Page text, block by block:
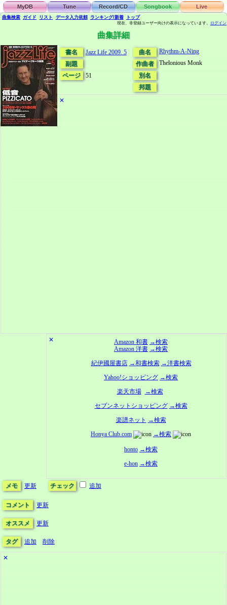
MyDB Tune Record/CD Songbook Live
曲集検索 ガイド リスト データ 入力依頼 ランキング/新着 トップ
現在、非登録ユーザー向けの表示になっています。 ログイン
曲集詳細
書名
Jazz Life 2009. 5
副題
ページ
51
曲名
Rhythm-A-Ning
作曲者
Thelonious Monk
別名
邦題
✕
✕ Amazon 和書 →検索
Amazon 洋書 →検索
紀伊國屋書店 →和書検索 →洋書検索
Yahoo!ショッピング →検索
楽天市場
→検索
セブンネットショッピング →検索
楽譜ネット →検索
Honya Club.com
→検索
honto →検索
e-hon →検索
メモ 更新 チェック 追加
コメント 更新
オススメ 更新
タグ 追加 削除
✕